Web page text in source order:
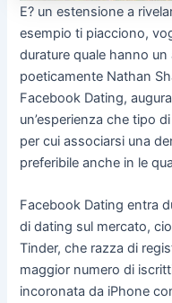
E? un estensione a
esempio ti piacciono,
durature quale hanno
poeticamente Nathan
Facebook Dating,
un’esperienza che tipo
per cui associarsi una
preferibile anche in le
Facebook Dating entra
di dating sul mercato,
Tinder, che razza di
maggior numero di
incoronata da iPhone